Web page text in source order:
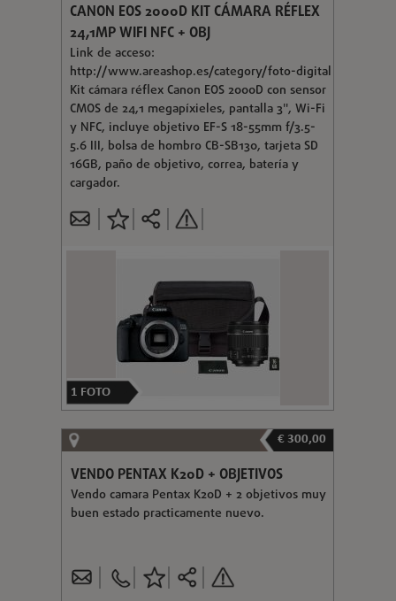
CANON EOS 2000D KIT CÁMARA RÉFLEX
24,1MP WIFI NFC + OBJ
Link de acceso:
http://www.areashop.es/category/foto-digital
Kit cámara réflex Canon EOS 2000D con sensor
CMOS de 24,1 megapíxieles, pantalla 3", Wi-Fi
y NFC, incluye objetivo EF-S 18-55mm f/3.5-
5.6 III, bolsa de hombro CB-SB130, tarjeta SD
16GB, paño de objetivo, correa, batería y
cargador.
1 FOTO
€ 300,00
VENDO PENTAX K20D + OBJETIVOS
Vendo camara Pentax K20D + 2 objetivos muy
buen estado practicamente nuevo.